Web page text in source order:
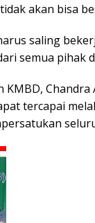
akan bisa
saling
semua pihak
tercapai